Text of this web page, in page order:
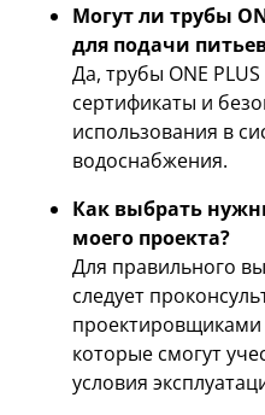
Могут ли трубы
для подачи
Да, трубы ONE
сертификаты и
использования в
водоснабжения.
Как выбрать
моего проекта?
Для правильного
следует
которые смогут
условия